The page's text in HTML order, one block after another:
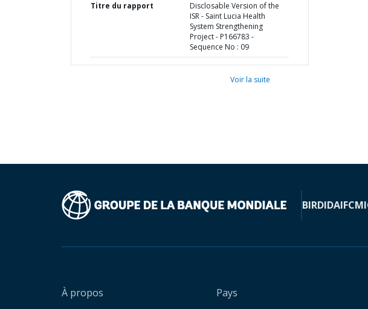
Titre du rapport
Disclosable Version of the
ISR - Saint Lucia Health
System Strengthening
Project - P166783 -
Sequence No : 09
Voir la suite
BIRDIDAIFC
À propos Pays